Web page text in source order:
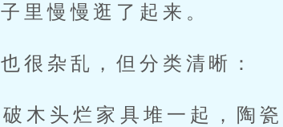
里慢慢逛了起来。
很杂乱，但分类清晰：
木头烂家具堆一起，陶